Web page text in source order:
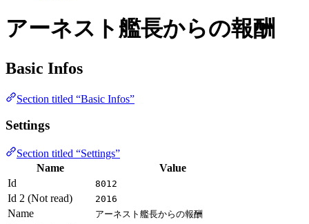
アーネスト艦長からの報酬
Basic Infos
Section titled “Basic Infos”
Settings
Section titled “Settings”
Name
Value
Id
8012
Id 2 (Not read) 2016
Name アーネスト艦長からの報酬